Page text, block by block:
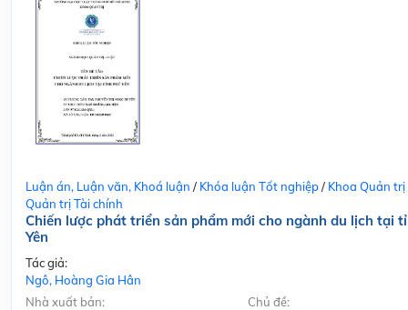
Luận án, Luận văn, Khoá luận / Khóa luận Tốt nghiệp/ Khoa Quản trị
Quản trị Tài chính
Chiến lược phát triển sản phẩm mới cho ngành du lịch tại
Yên
Tác giả:
Ngô, Hoàng Gia Hân
Nhà xuất bản:
Chủ đề: